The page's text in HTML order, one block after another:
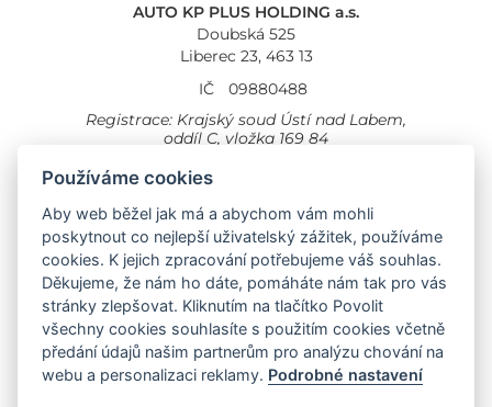
AUTO KP PLUS HOLDING a.s.
Doubská 525
Liberec 23, 463 13
IČ
09880488
Registrace: Krajský soud Ústí nad Labem,
oddíl C, vložka 169 84
Cookies Všeobecné obchodní podmínky
Provozovna Toyota
Londýnská 558
Liberec, 460 01
Provozovna Toyota Professional
Doubská 660,
Liberec 463 12
Auto KP Plus:
Používáme cookies
Aby web běžel jak má a abychom vám mohli
poskytnout co nejlepší uživatelský zážitek, používáme
cookies. K jejich zpracování potřebujeme váš souhlas.
Děkujeme, že nám ho dáte, pomáháte nám tak pro vás
stránky zlepšovat. Kliknutím na tlačítko Povolit
všechny cookies souhlasíte s použitím cookies včetně
předání údajů našim partnerům pro analýzu chování na
webu a personalizaci reklamy. Podrobné nastavení